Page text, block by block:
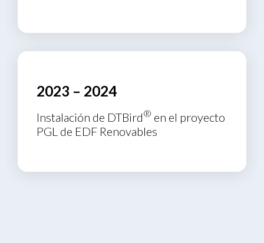
2023 – 2024
Instalación de DTBird® en el proyecto
PGL de EDF Renovables